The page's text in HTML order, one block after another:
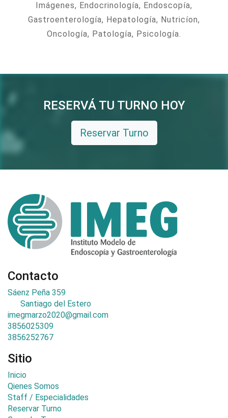
Imágenes, Endocrinología, Endoscopía,
Gastroenterología, Hepatología, Nutricíon,
Oncología, Patología, Psicología.
RESERVÁ TU TURNO HOY
Reservar Turno
Contacto
Sáenz Peña 359
Santiago del Estero
imegmarzo2020@gmail.com
3856025309
3856252767
Sitio
Inicio
Qienes Somos
Staff / Especialidades
Reservar Turno